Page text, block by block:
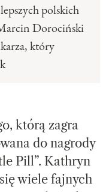
polskich
Dorociński
który
którą zagra
do nagrody
Pill”. Kathryn
wiele fajnych